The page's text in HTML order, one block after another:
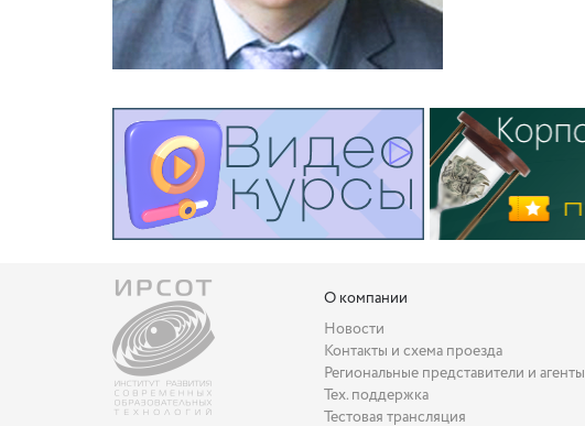
О компании
Новости
Контакты и схема проезда
Региональные представители и агенты
Тех. поддержка
Тестовая трансляция